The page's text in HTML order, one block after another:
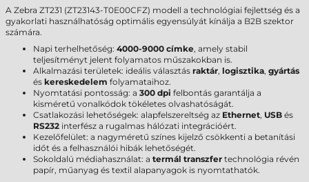
A Zebra ZT231 (ZT23143-T0E00CFZ) modell a technológiai fejlettség és a
gyakorlati használhatóság optimális egyensúlyát kínálja a B2B szektor
számára.
Napi terhelhetőség: 4000-9000 címke, amely stabil
teljesítményt jelent folyamatos műszakokban is.
Alkalmazási területek: ideális választás raktár, logisztika, gyártás
és kereskedelem folyamataihoz.
Nyomtatási pontosság: a 300 dpi felbontás garantálja a
kisméretű vonalkódok tökéletes olvashatóságát.
Csatlakozási lehetőségek: alapfelszereltség az Ethernet, USB és
RS232 interfész a rugalmas hálózati integrációért.
Kezelőfelület: a nagyméretű színes kijelző csökkenti a betanítási
időt és a felhasználói hibák lehetőségét.
Sokoldalú médiahasználat: a termál transzfer technológia révén
papír, műanyag és textil alapanyagok is nyomtathatók.